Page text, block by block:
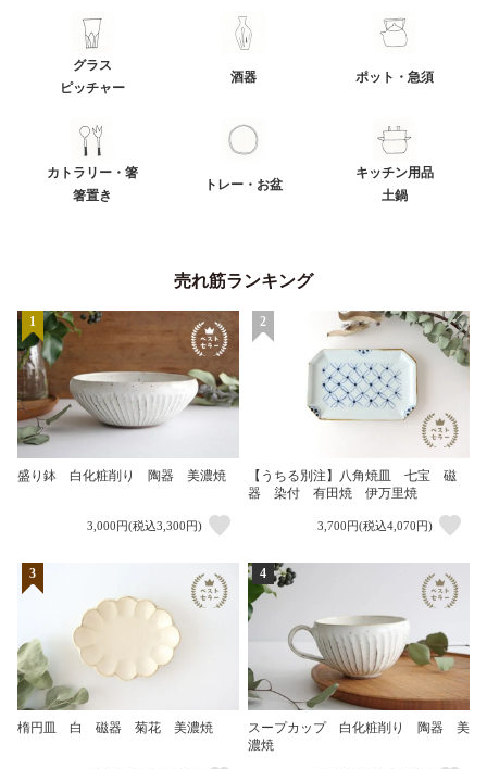
グラス
ピッチャー
酒器 ポット・急須
カトラリー・箸
箸置き
トレー・お盆
キッチン用品
土鍋
売れ筋ランキング
1
盛り鉢 白化粧削り 陶器 美濃焼
3,000円(税込3,300円)
2
【うちる別注】八角焼皿 七宝 磁
器 染付 有田焼 伊万里焼
3,700円(税込4,070円)
3
楕円皿 白 磁器 菊花 美濃焼
4
スープカップ 白化粧削り 陶器 美
濃焼